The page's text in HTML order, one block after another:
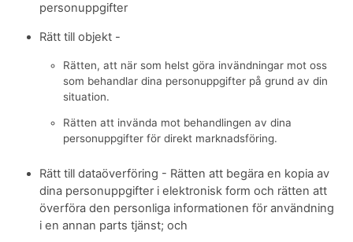
personuppgifter
Rätt till objekt -
Rätten, att när som helst göra invändningar mot oss
som behandlar dina personuppgifter på grund av din
situation.
Rätten att invända mot behandlingen av dina
personuppgifter för direkt marknadsföring.
Rätt till dataöverföring - Rätten att begära en kopia av
dina personuppgifter i elektronisk form och rätten att
överföra den personliga informationen för användning
i en annan parts tjänst; och